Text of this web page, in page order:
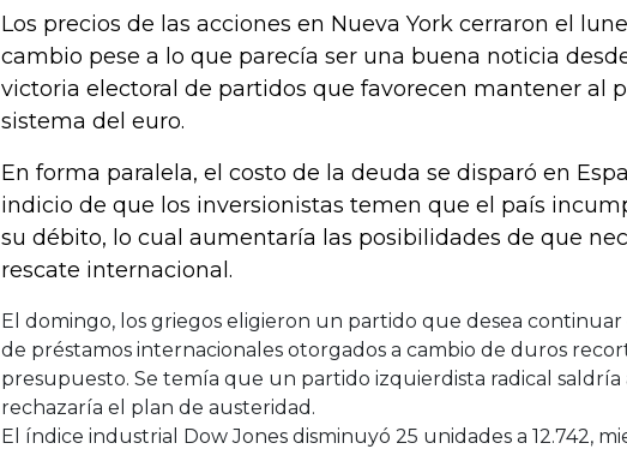
Los precios de las acciones en Nueva York cerraron el
cambio pese a lo que parecía ser una buena noticia
victoria electoral de partidos que favorecen mantener al
sistema del euro.
En forma paralela, el costo de la deuda se disparó en
indicio de que los inversionistas temen que el país
su débito, lo cual aumentaría las posibilidades de que
rescate internacional.
El domingo, los griegos eligieron un partido que desea
de préstamos internacionales otorgados a cambio de duros
presupuesto. Se temía que un partido izquierdista radical saldría
rechazaría el plan de austeridad.
El índice industrial Dow Jones disminuyó 25 unidades a 12.742,